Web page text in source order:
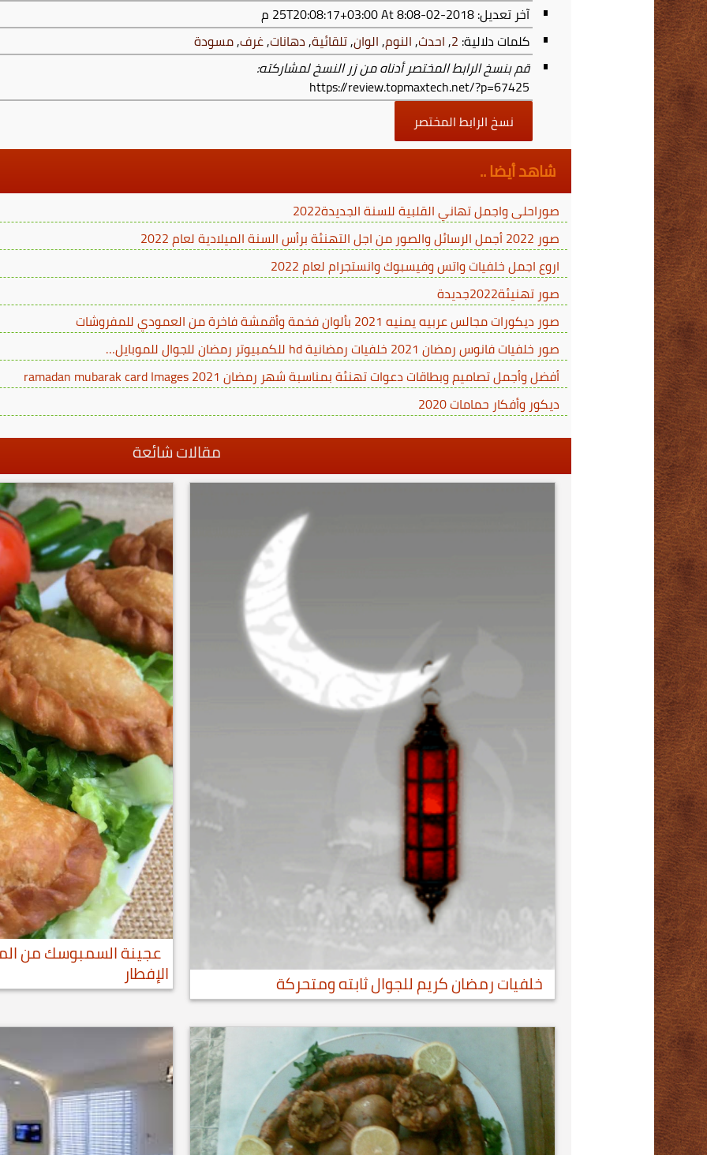
آخر تعديل:2018-02-25T20:08:17+03:00
At 8:08 م
كلمات دلالية: 2
,احدث,النوم,الوان,تلقائية,دهانات,غرف,مسودة
قم بنسخ الرابط المختصر أدناه من زر النسخ لمشاركته:
https://review.topmaxtech.net/?p=67425
نسخ الرابط المختصر
شاهد أيضا ..
صوراحلى واجمل تهاني القلبية للسنة الجديدة2022
صور 2022 أجمل الرسائل والصور من اجل التهنئة برأس السنة الميلادية لعام 2022
اروع اجمل خلفيات واتس وفيسبوك وانستجرام لعام 2022
صور تهنيئة2022جديدة
صور ديكورات مجالس عربيه يمنيه 2021 بألوان فخمة وأقمشة فاخرة من العمودي للمفروشات
صور خلفيات فانوس رمضان 2021 خلفيات رمضانية hd للكمبيوتر رمضان للجوال للموبايل…
أفضل وأجمل تصاميم وبطاقات دعوات تهنئة بمناسبة شهر رمضان ramadan mubarak card Images 2021
ديكور وأفكار حمامات 2020
مقالات شائعة
خلفيات رمضان كريم للجوال ثابته ومتحركة
عجينة السمبوسك من
الإفطار